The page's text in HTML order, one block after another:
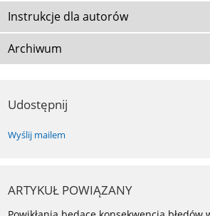
Instrukcje dla autorów
Archiwum
Udostępnij
Wyślij mailem
ARTYKUŁ POWIĄZANY